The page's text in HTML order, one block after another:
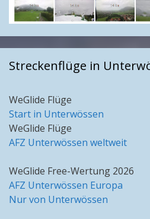
Streckenflüge in
WeGlide Flüge
Start in Unterwössen
WeGlide Flüge
AFZ Unterwössen weltweit
WeGlide Free-Wertung 2026
AFZ Unterwössen Europa
Nur von Unterwössen